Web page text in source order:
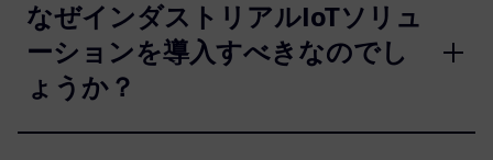
なぜインダストリアルIoTソリュ
ーションを導入すべきなのでし
ょうか？